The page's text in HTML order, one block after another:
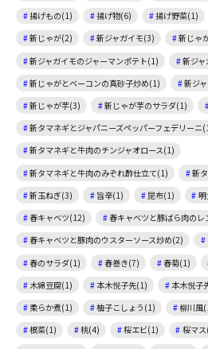
揚げもの(1)
揚げ物(6) 揚げ野菜(1)
新じゃが(2)
新ジャガイモ(3)
新じゃ
新ジャガイモのジャーマンポテト(1)
新ジ
新じゃがとベーコンの真砂子炒め(1)
新ジ
新じゃが芋(3)
新じゃが芋のサラダ(1)
新タマネギとジャパニーズペッパーフェデリーニ
新タマネギと牛肉のチンジャオロース(1)
新タマネギと牛肉のみぞれ酢仕立て(1)
新
新玉ねぎ(3)
旨辛(1) 昆布(1)
春キャベツ(12)
春キャベツと豚ばら肉の
春キャベツと豚肉のウスターソース炒め(2)
春のサラダ(1)
春巻き(7) 春菊(1)
木綿豆腐(1)
本木悦子先(1) 本木悦子
柔らか煮(1)
柚子こしょう(1) 柳川風
根菜(1)
桃(4) 桜エビ(1) 桜マ